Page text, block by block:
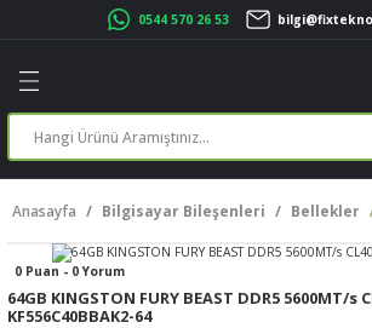
0544 570 26 53
Geri Dön
Geri Dön
Geri Dön
Yazıcı
Geri Dön
Geri Dön
Geri Dön
Geri Dön
Geri Dön
Anasayfa Bilgisayar Bileşenleri Bellekler
0 Puan - 0 Yorum
64GB KINGSTON FURY BEAST DDR5 5600MT/s
KF556C40BBAK2-64